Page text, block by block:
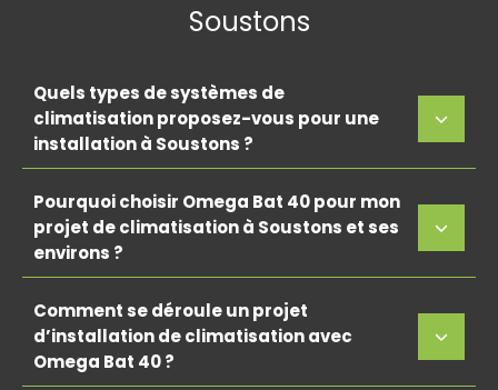
Soustons
Quels types de systèmes de
climatisation proposez-vous pour une
installation à Soustons ?
Pourquoi choisir Omega Bat 40 pour mon
projet de climatisation à Soustons et ses
environs ?
Comment se déroule un projet
d’installation de climatisation avec
Omega Bat 40 ?